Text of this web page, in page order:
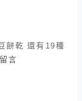
餅乾 還有19種
言